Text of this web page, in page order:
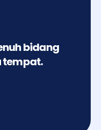
bidang
tempat.